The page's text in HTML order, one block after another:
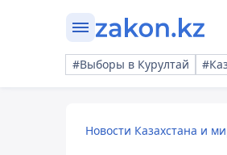
#Выборы в Курултай
Новости Казахстана и